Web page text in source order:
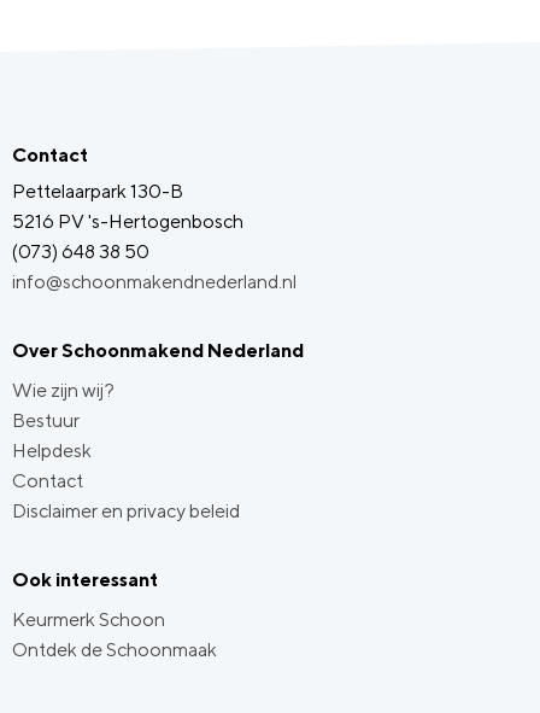
Contact
Pettelaarpark 130-B
5216 PV 's-Hertogenbosch
(073) 648 38 50
info@schoonmakendnederland.nl
Over Schoonmakend Nederland
Wie zijn wij?
Bestuur
Helpdesk
Contact
Disclaimer en privacy beleid
Ook interessant
Keurmerk Schoon
Ontdek de Schoonmaak